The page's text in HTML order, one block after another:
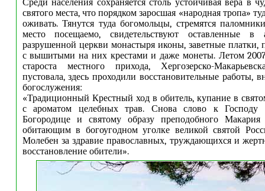
Среди населения сохраняется столь устойчивая вера в
святого места, что порядком заросшая «народная тропа»
оживать. Тянутся туда богомольцы, стремятся
место посещаемо, свидетельствуют оставленные
разрушенной церкви монастыря иконы, заветные
с вышитыми на них крестами и даже монеты. Летом
староста местного прихода, Хергозерско-
пустовала, здесь проходили восстановительные работы,
богослужения:
«Традиционный Крестный ход в обитель, купание в
с ароматом целебных трав. Снова слово к Господу
Богородице и святому образу преподобного
обитающим в богоугодном уголке великой святой
Молебен за здравие православных, труждающихся и
восстановление обители».